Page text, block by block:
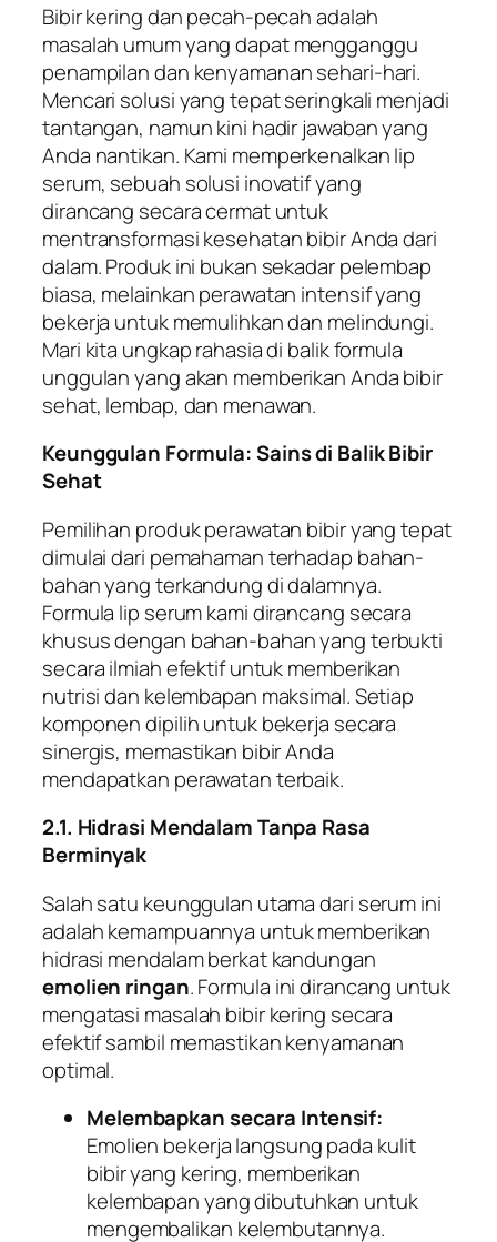
Bibir kering dan pecah-pecah adalah
masalah umum yang dapat mengganggu
penampilan dan kenyamanan sehari-hari.
Mencari solusi yang tepat seringkali menjadi
tantangan, namun kini hadir jawaban yang
Anda nantikan. Kami memperkenalkan lip
serum, sebuah solusi inovatif yang
dirancang secara cermat untuk
mentransformasi kesehatan bibir Anda dari
dalam. Produk ini bukan sekadar pelembap
biasa, melainkan perawatan intensif yang
bekerja untuk memulihkan dan melindungi.
Mari kita ungkap rahasia di balik formula
unggulan yang akan memberikan Anda bibir
sehat, lembap, dan menawan.
Keunggulan Formula: Sains di Balik Bibir
Sehat
Pemilihan produk perawatan bibir yang tepat
dimulai dari pemahaman terhadap bahan-
bahan yang terkandung di dalamnya.
Formula lip serum kami dirancang secara
khusus dengan bahan-bahan yang terbukti
secara ilmiah efektif untuk memberikan
nutrisi dan kelembapan maksimal. Setiap
komponen dipilih untuk bekerja secara
sinergis, memastikan bibir Anda
mendapatkan perawatan terbaik.
2.1. Hidrasi Mendalam Tanpa Rasa
Berminyak
Salah satu keunggulan utama dari serum ini
adalah kemampuannya untuk memberikan
hidrasi mendalam berkat kandungan
emolien ringan. Formula ini dirancang untuk
mengatasi masalah bibir kering secara
efektif sambil memastikan kenyamanan
optimal.
Melembapkan secara Intensif:
Emolien bekerja langsung pada kulit
bibir yang kering, memberikan
kelembapan yang dibutuhkan untuk
mengembalikan kelembutannya.